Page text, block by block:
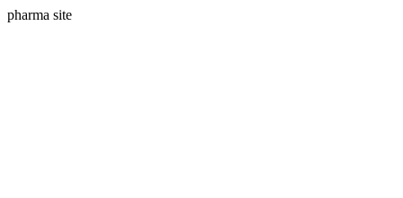
pharma site